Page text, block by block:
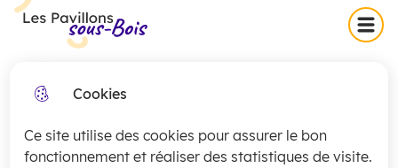
Cookies
Ce site utilise des cookies pour assurer le bon
fonctionnement et réaliser des statistiques de visite.
Skip
menu
Skip
to
Skip to
Collecte exceptionnelle des
jeudi 16 juillet
Lacollectedes encombrants pour les
Les Pavillons-sous-Bois Menu